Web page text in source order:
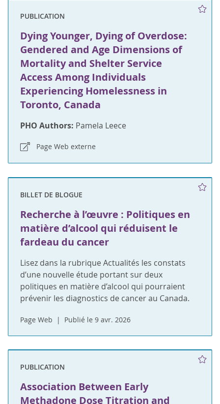
PUBLICATION
Dying Younger, Dying of Overdose:
Gendered and Age Dimensions of
Mortality and Shelter Service
Access Among Individuals
Experiencing Homelessness in
Toronto, Canada
PHO Authors: Pamela Leece
Page Web externe
BILLET DE BLOGUE
Recherche à l’œuvre : Politiques en
matière d’alcool qui réduisent le
fardeau du cancer
Lisez dans la rubrique Actualités les constats
d’une nouvelle étude portant sur deux
politiques en matière d’alcool qui pourraient
prévenir les diagnostics de cancer au Canada.
Page Web Publié le 9 avr. 2026
PUBLICATION
Association Between Early
Methadone Dose Titration and